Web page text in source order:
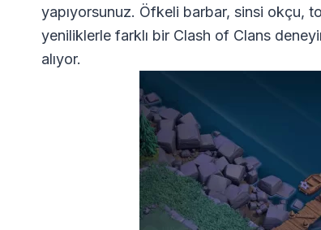
yapıyorsunuz. Öfkeli barbar, sinsi okçu,
yeniliklerle farklı bir Clash of Clans
alıyor.